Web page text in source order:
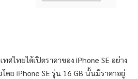
ศไทยได้เปิดราคาของ iPhone SE อย่าง
ดย iPhone SE รุ่น 16 GB นั้นมีราคาอยู่